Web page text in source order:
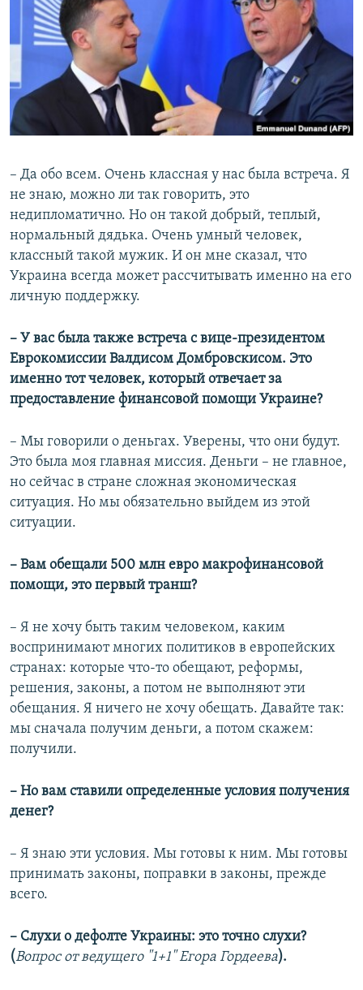
​– Да обо всем. Очень классная у нас была встреча. Я
не знаю, можно ли так говорить, это
недипломатично. Но он такой добрый, теплый,
нормальный дядька. Очень умный человек,
классный такой мужик. И он мне сказал, что
Украина всегда может рассчитывать именно на его
личную поддержку.
– У вас была также встреча с вице-президентом
Еврокомиссии Валдисом Домбровскисом. Это
именно тот человек, который отвечает за
предоставление финансовой помощи Украине?
– Мы говорили о деньгах. Уверены, что они будут.
Это была моя главная миссия. Деньги – не главное,
но сейчас в стране сложная экономическая
ситуация. Но мы обязательно выйдем из этой
ситуации.
– Вам обещали 500 млн евро макрофинансовой
помощи, это первый транш?
– Я не хочу быть таким человеком, каким
воспринимают многих политиков в европейских
странах: которые что-то обещают, реформы,
решения, законы, а потом не выполняют эти
обещания. Я ничего не хочу обещать. Давайте так:
мы сначала получим деньги, а потом скажем:
получили.
– Но вам ставили определенные условия получения
денег?
– Я знаю эти условия. Мы готовы к ним. Мы готовы
принимать законы, поправки в законы, прежде
всего.
– Слухи о дефолте Украины: это точно слухи?
(Вопрос от ведущего "1+1" Егора Гордеева).